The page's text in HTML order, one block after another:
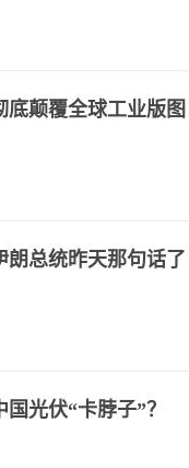
底颠覆全球工业版图
朗总统昨天那句话了
光伏“卡脖子”？